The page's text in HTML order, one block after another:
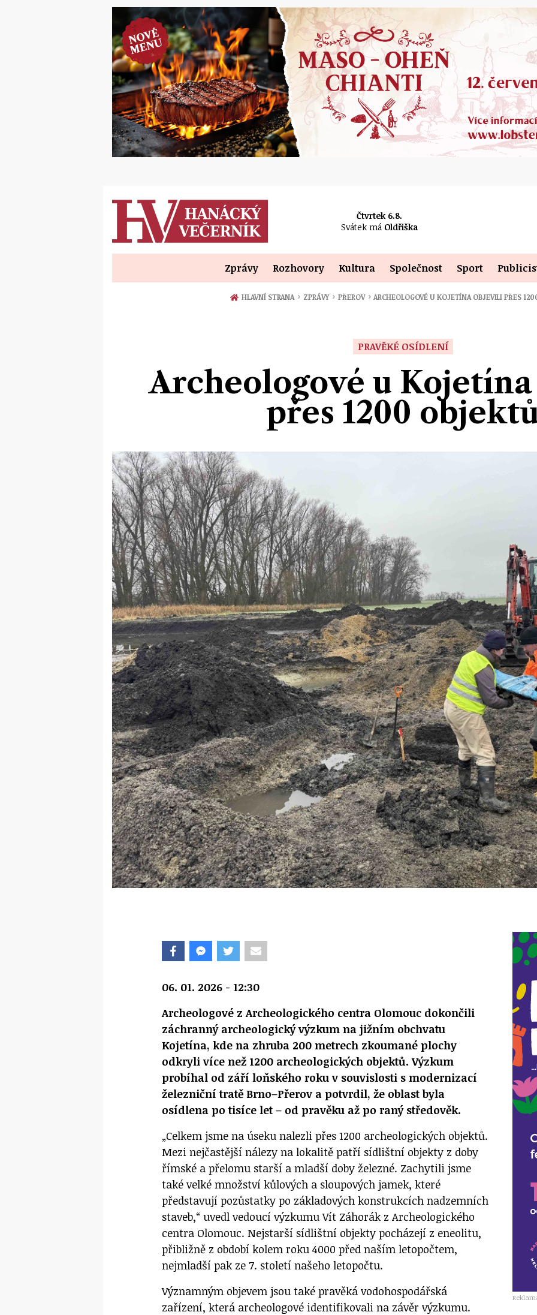
Čtvrtek 6.8.
Svátek má Oldřiška
Zprávy Rozhovory Kultura Společnost Sport
HLAVNÍ STRANA › ZPRÁVY › PŘEROV › ARCHEOLOGOVÉ U KOJETÍNA OBJEVILI PŘES
PRAVĚKÉ OSÍDLENÍ
Archeologové u
přes 1200
06. 01. 2026 - 12:30
Archeologové z Archeologického centra Olomouc dokončili
záchranný archeologický výzkum na jižním obchvatu
Kojetína, kde na zhruba 200 metrech zkoumané plochy
odkryli více než 1200 archeologických objektů. Výzkum
probíhal od září loňského roku v souvislosti s modernizací
železniční tratě Brno–Přerov a potvrdil, že oblast byla
osídlena po tisíce let – od pravěku až po raný středověk.
„Celkem jsme na úseku nalezli přes 1200 archeologických objektů.
Mezi nejčastější nálezy na lokalitě patří sídlištní objekty z doby
římské a přelomu starší a mladší doby železné. Zachytili jsme
také velké množství kůlových a sloupových jamek, které
představují pozůstatky po základových konstrukcích nadzemních
staveb,“ uvedl vedoucí výzkumu Vít Záhorák z Archeologického
centra Olomouc. Nejstarší sídlištní objekty pocházejí z eneolitu,
přibližně z období kolem roku 4000 před naším letopočtem,
nejmladší pak ze 7. století našeho letopočtu.
Významným objevem jsou také pravěká vodohospodářská
zařízení, která archeologové identifikovali na závěr výzkumu.